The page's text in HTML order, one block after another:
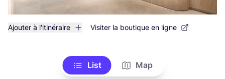
Ajouter à l'itinéraire Visiter la boutique en ligne
List Map